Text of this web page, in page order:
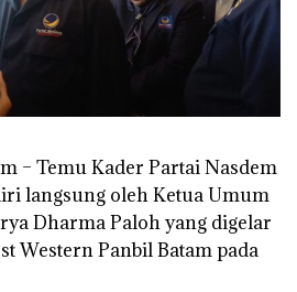
– Temu Kader Partai Nasdem
langsung oleh Ketua Umum
Dharma Paloh yang digelar
Western Panbil Batam pada